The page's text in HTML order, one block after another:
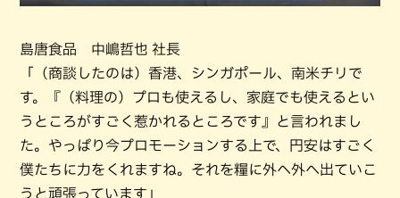
島唐食品 中嶋哲也 社長
「（商談したのは）香港、シンガポール、南米チリで
す。『（料理の）プロも使えるし、家庭でも使えるとい
うところがすごく惹かれるところです』と言われまし
た。やっぱり今プロモーションする上で、円安はすごく
僕たちに力をくれますね。それを糧に外へ外へ出ていこ
うと頑張っています」